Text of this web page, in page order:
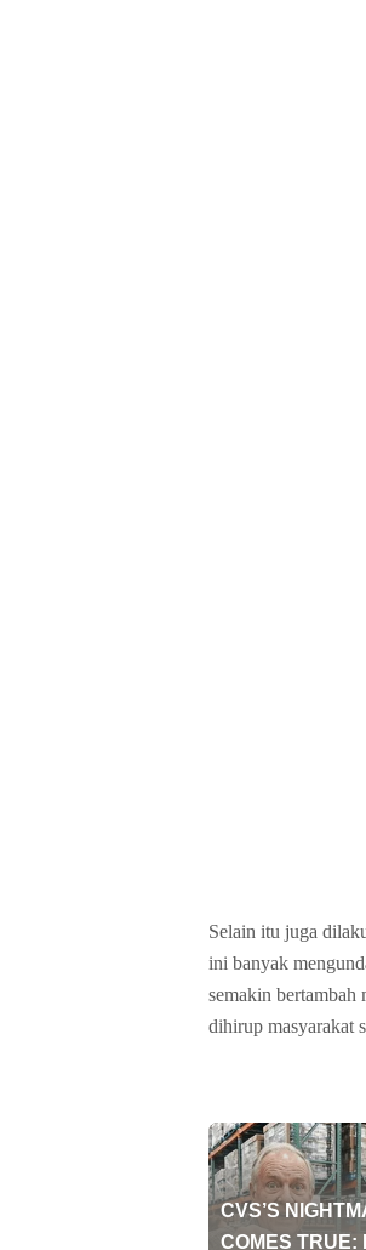
Selain itu juga
ini banyak
semakin bertambah
dihirup masyarakat